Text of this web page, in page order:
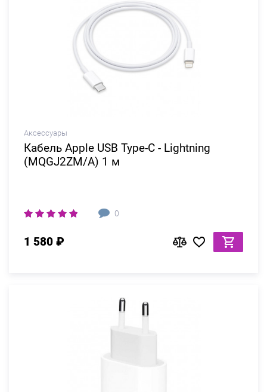
Аксессуары
Кабель Apple USB Type-C - Lightning
(MQGJ2ZM/A) 1 м
0
1 580 ₽